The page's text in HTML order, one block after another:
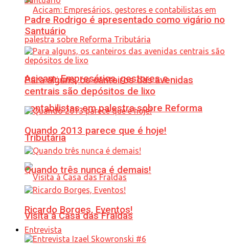
Acicam: Empresários, gestores e
contabilistas em palestra sobre Reforma
Tributária
Visita à Casa das Fraldas
Padre Rodrigo é apresentado como vigário no
Santuário
Para alguns, os canteiros das avenidas
centrais são depósitos de lixo
Quando 2013 parece que é hoje!
Quando três nunca é demais!
Ricardo Borges, Eventos!
Entrevista